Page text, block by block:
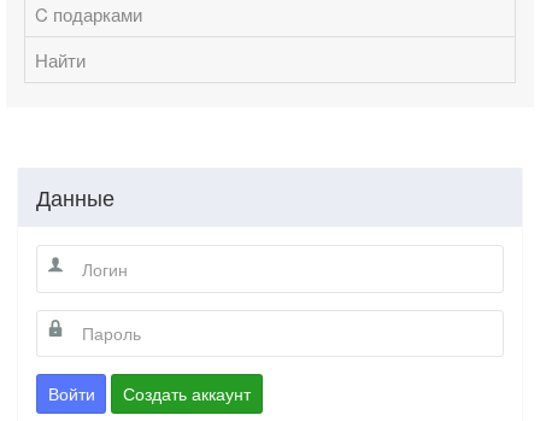
C подарками
Найти
Данные
Войти Создать аккаунт